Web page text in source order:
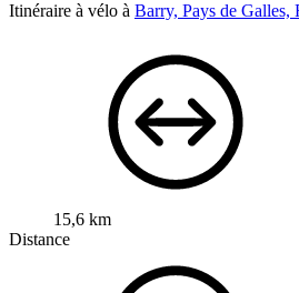
Itinéraire à vélo à Barry, Pays de Galles,
15,6 km
Distance